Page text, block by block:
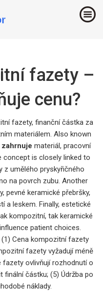
fazety –
cenu?
fazety, finanční částka za
materiálem. Also known
zahrnuje materiál, pracovní
concept is closely linked to
z umělého pryskyřičného
na povrch zubu. Another
, pevné keramické přebršky,
a leskem. Finally, estetické
kompozitní, tak keramické
influence patient choices.
Cena kompozitní fazety
fazety vyžadují méně
fazety ovlivňují rozhodnutí o
finální částku; (5) Údržba po
náklady.